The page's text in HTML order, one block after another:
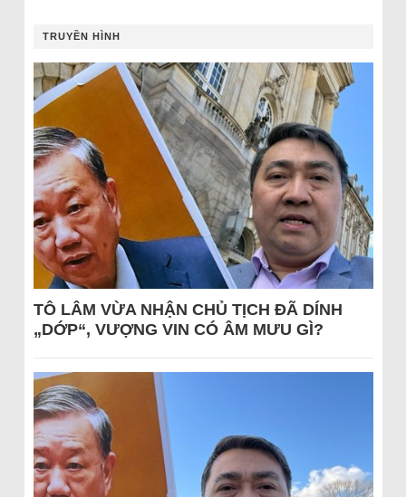
TRUYỀN HÌNH
TÔ LÂM VỪA NHẬN CHỦ TỊCH ĐÃ DÍNH
„DỚP“, VƯỢNG VIN CÓ ÂM MƯU GÌ?